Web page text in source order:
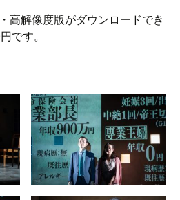
高解像度版がダウンロードでき
です。